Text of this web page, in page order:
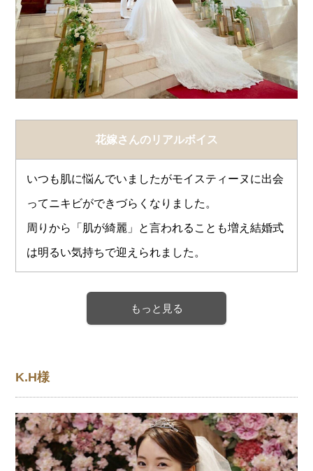
花嫁さんのリアルボイス
いつも肌に悩んでいましたがモイスティーヌに出会
ってニキビができづらくなりました。
周りから「肌が綺麗」と言われることも増え結婚式
は明るい気持ちで迎えられました。
もっと見る
K.H様